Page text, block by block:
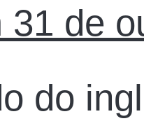
31 de
do